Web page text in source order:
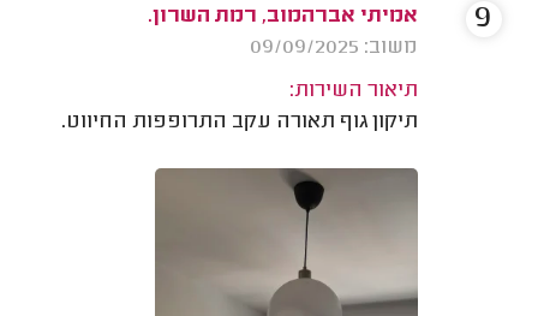
אמיתי אברהמוב, רמת השרון.
משוב: 09/09/2025
תיאור השירות:
תיקון גוף תאורה עקב התרופפות החיווט.
9